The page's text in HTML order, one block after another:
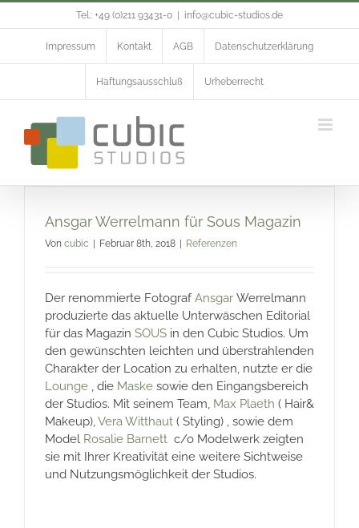
Inhalt
springen
Tel.: +49 (0)211 93431-0 info@cubic-studios.de
Impressum Kontakt AGB Datenschutzerklärung
Haftungsausschluß Urheberrecht
Ansgar Werrelmann für Sous Magazin
Von cubic Februar 8th, 2018 Referenzen
Der renommierte FotografAnsgar Werrelmann
produzierte das aktuelle Unterwäschen Editorial
für das Magazin SOUS in den Cubic Studios. Um
den gewünschten leichten und überstrahlenden
Charakter der Location zu erhalten, nutzte er die
Lounge , die Maske sowie den Eingangsbereich
der Studios. Mit seinem Team, Max Plaeth ( Hair&
Makeup),Vera Witthaut ( Styling) , sowie dem
Model Rosalie Barnett c/o Modelwerk zeigten
sie mit Ihrer Kreativität eine weitere Sichtweise
und Nutzungsmöglichkeit der Studios.